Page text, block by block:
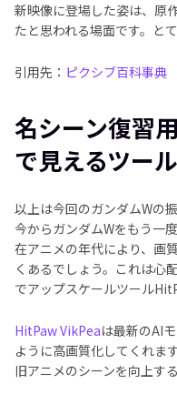
新映像に登場した姿は、原
たと思われる場面です。と
引用先： ピクシブ百科事典
名シーン復習
で見えるツー
以上は今回のガンダムWの
今からガンダムWをもう一
在アニメの年代により、画
くあるでしょう。これは心
でアップスケールツール
HitPaw VikPeaは最新のAI
ように高画質化してくれま
旧アニメのシーンを向上す